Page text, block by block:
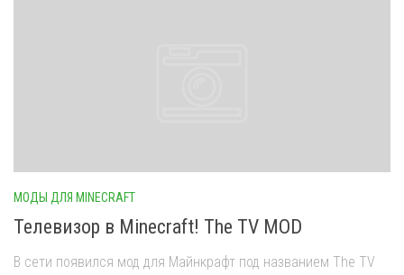
МОДЫ ДЛЯ MINECRAFT
Телевизор в Minecraft! The TV MOD
В сети появился мод для Майнкрафт под названием The TV